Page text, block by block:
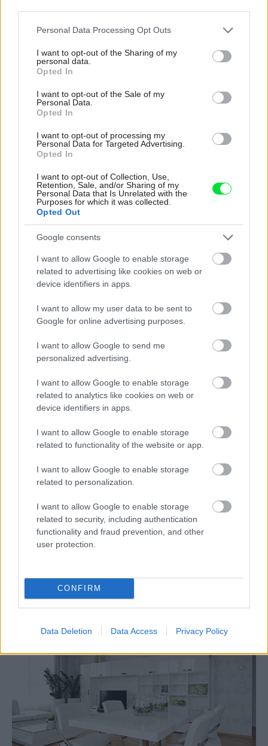
Please note that this website/app uses one or more Google
not limited to your visit or usage behaviour. You may click to
grant or deny consent to Google and its third-party tags to
use your data for below specified purposes in below Google
consent section.
Personal Data Processing Opt Outs
I want to opt-out of the Sharing of my
personal data.
Opted In
I want to opt-out of the Sale of my
Personal Data.
Opted In
I want to opt-out of processing my
Personal Data for Targeted Advertising.
Opted In
I want to opt-out of Collection, Use,
Retention, Sale, and/or Sharing of my
Personal Data that Is Unrelated with the
Purposes for which it was collected.
Opted Out
Google consents
I want to allow Google to enable storage
related to advertising like cookies on web or
device identifiers in apps.
I want to allow my user data to be sent to
Google for online advertising purposes.
I want to allow Google to send me
personalized advertising.
I want to allow Google to enable storage
related to analytics like cookies on web or
device identifiers in apps.
I want to allow Google to enable storage
related to functionality of the website or app.
I want to allow Google to enable storage
related to personalization.
I want to allow Google to enable storage
related to security, including authentication
functionality and fraud prevention, and other
user protection.
CONFIRM
Data Deletion Data Access Privacy Policy
zvolená a rozmiestnená zeleň. Pozrite sa spolu s nami, čo
zvládli majitelia pri budovaní tohto jazierka na výbornú aj
na čom by mali ešte popracovať.
1396729
Ako si vybrať klimatizáciu
v horúcich dňoch cítili doma príjemne. Čo si však všímať
pri výbere okrem chladiaceho výkonu, vám poradíme v
augustovom Mojom dome.